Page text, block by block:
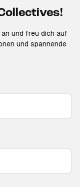
und freu dich auf
und spannende